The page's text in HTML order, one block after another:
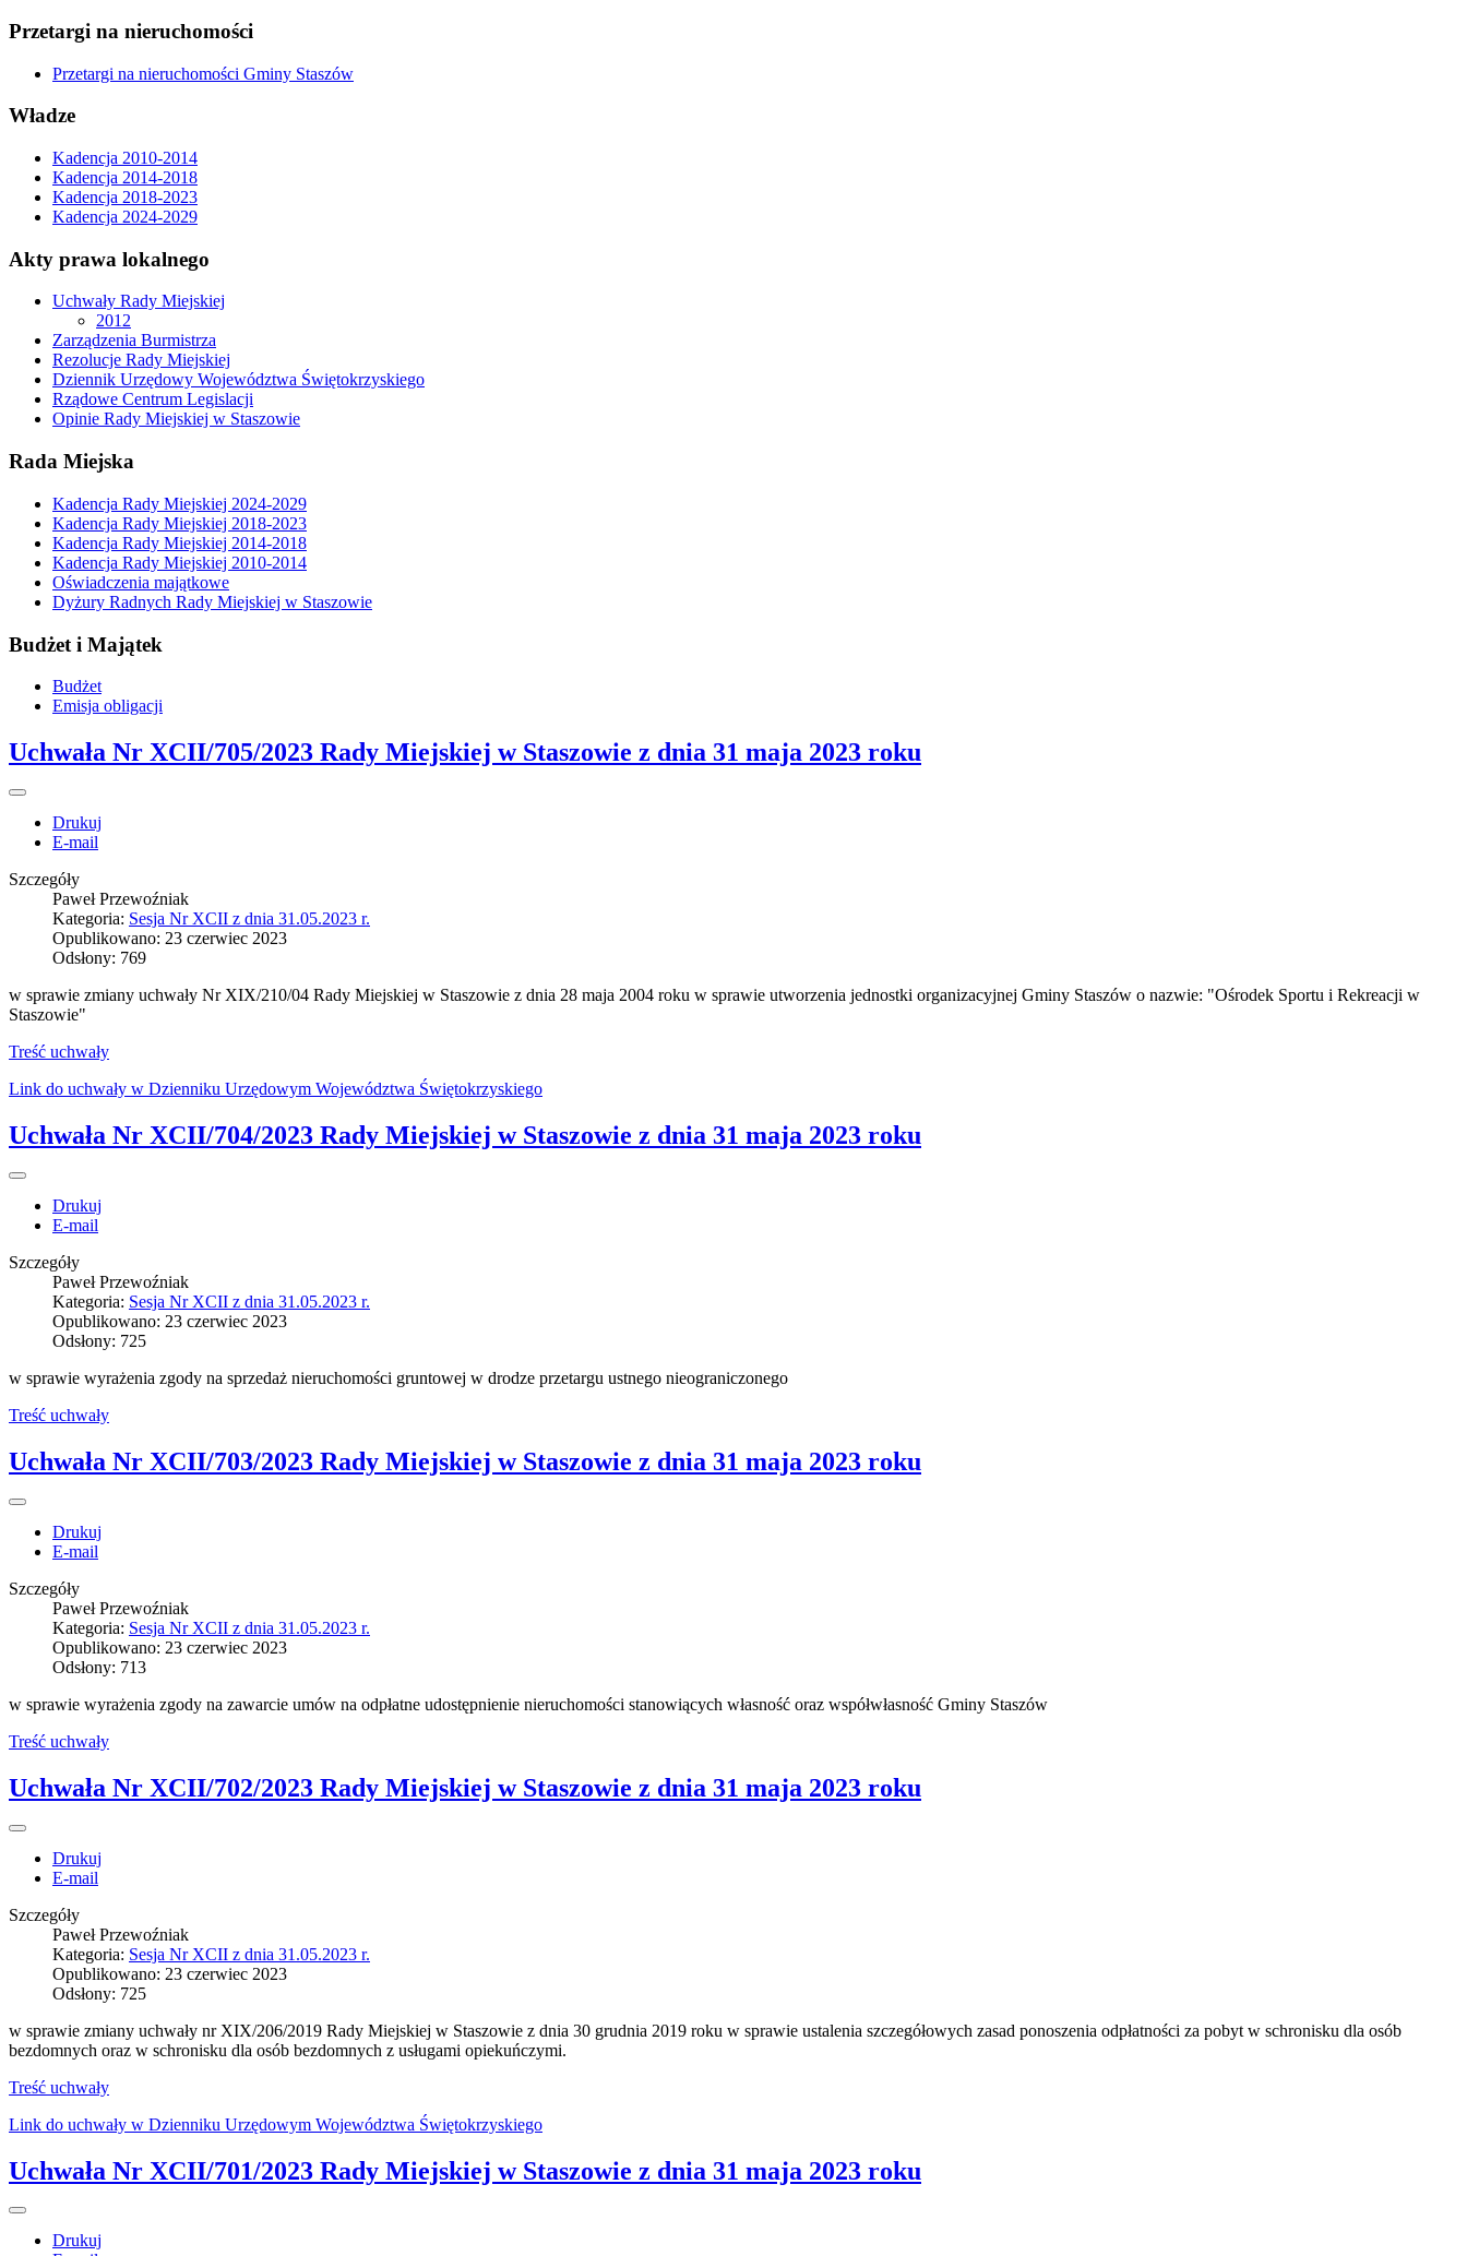
Przetargi na nieruchomości
Przetargi na nieruchomości Gminy Staszów
Władze
Kadencja 2010-2014
Kadencja 2014-2018
Kadencja 2018-2023
Kadencja 2024-2029
Akty prawa lokalnego
Uchwały Rady Miejskiej
2012
Zarządzenia Burmistrza
Rezolucje Rady Miejskiej
Dziennik Urzędowy Województwa Świętokrzyskiego
Rządowe Centrum Legislacji
Opinie Rady Miejskiej w Staszowie
Rada Miejska
Kadencja Rady Miejskiej 2024-2029
Kadencja Rady Miejskiej 2018-2023
Kadencja Rady Miejskiej 2014-2018
Kadencja Rady Miejskiej 2010-2014
Oświadczenia majątkowe
Dyżury Radnych Rady Miejskiej w Staszowie
Budżet i Majątek
Budżet
Emisja obligacji
Uchwała Nr XCII/705/2023 Rady Miejskiej w Staszowie z dnia 31 maja 2023 roku
Drukuj
E-mail
Szczegóły
Paweł Przewoźniak
Kategoria: Sesja Nr XCII z dnia 31.05.2023 r.
Opublikowano: 23 czerwiec 2023
Odsłony: 769
w sprawie zmiany uchwały Nr XIX/210/04 Rady Miejskiej w Staszowie z dnia 28 maja 2004 roku w sprawie utworzenia jednostki organizacyjnej Gminy Staszów o nazwie: "Ośrodek Sportu i Rekreacji w
Staszowie"
Treść uchwały
Link do uchwały w Dzienniku Urzędowym Województwa Świętokrzyskiego
Uchwała Nr XCII/704/2023 Rady Miejskiej w Staszowie z dnia 31 maja 2023 roku
Drukuj
E-mail
Szczegóły
Paweł Przewoźniak
Kategoria: Sesja Nr XCII z dnia 31.05.2023 r.
Opublikowano: 23 czerwiec 2023
Odsłony: 725
w sprawie wyrażenia zgody na sprzedaż nieruchomości gruntowej w drodze przetargu ustnego nieograniczonego
Treść uchwały
Uchwała Nr XCII/703/2023 Rady Miejskiej w Staszowie z dnia 31 maja 2023 roku
Drukuj
E-mail
Szczegóły
Paweł Przewoźniak
Kategoria: Sesja Nr XCII z dnia 31.05.2023 r.
Opublikowano: 23 czerwiec 2023
Odsłony: 713
w sprawie wyrażenia zgody na zawarcie umów na odpłatne udostępnienie nieruchomości stanowiących własność oraz współwłasność Gminy Staszów
Treść uchwały
Uchwała Nr XCII/702/2023 Rady Miejskiej w Staszowie z dnia 31 maja 2023 roku
Drukuj
E-mail
Szczegóły
Paweł Przewoźniak
Kategoria: Sesja Nr XCII z dnia 31.05.2023 r.
Opublikowano: 23 czerwiec 2023
Odsłony: 725
w sprawie zmiany uchwały nr XIX/206/2019 Rady Miejskiej w Staszowie z dnia 30 grudnia 2019 roku w sprawie ustalenia szczegółowych zasad ponoszenia odpłatności za pobyt w schronisku dla osób
bezdomnych oraz w schronisku dla osób bezdomnych z usługami opiekuńczymi.
Treść uchwały
Link do uchwały w Dzienniku Urzędowym Województwa Świętokrzyskiego
Uchwała Nr XCII/701/2023 Rady Miejskiej w Staszowie z dnia 31 maja 2023 roku
Drukuj